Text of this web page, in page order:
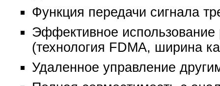
Функция передачи сигнала
Эффективное использование
(технология FDMA, ширина
Удаленное управление